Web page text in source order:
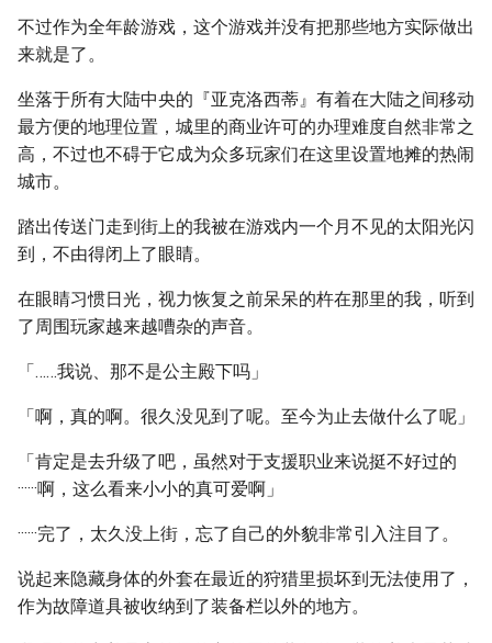
不过作为全年龄游戏，这个游戏并没有把那些地方实际做出
来就是了。
坐落于所有大陆中央的『亚克洛西蒂』有着在大陆之间移动
最方便的地理位置，城里的商业许可的办理难度自然非常之
高，不过也不碍于它成为众多玩家们在这里设置地摊的热闹
城市。
踏出传送门走到街上的我被在游戏内一个月不见的太阳光闪
到，不由得闭上了眼睛。
在眼睛习惯日光，视力恢复之前呆呆的杵在那里的我，听到
了周围玩家越来越嘈杂的声音。
「……我说、那不是公主殿下吗」
「啊，真的啊。很久没见到了呢。至今为止去做什么了呢」
「肯定是去升级了吧，虽然对于支援职业来说挺不好过的
······啊，这么看来小小的真可爱啊」
······完了，太久没上街，忘了自己的外貌非常引入注目了。
说起来隐藏身体的外套在最近的狩猎里损坏到无法使用了，
作为故障道具被收纳到了装备栏以外的地方。